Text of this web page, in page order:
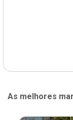
As melhores